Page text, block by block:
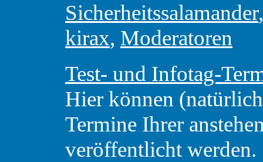
Sicherheitssalamander
kirax, Moderatoren
Test- und Infotag-
Hier können
Termine Ihrer
veröffentlicht werden.